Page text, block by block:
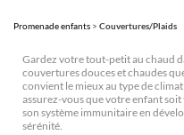
Promenade enfants > Couvertures/Plaids
Gardez votre tout-petit au chaud
couvertures douces et chaudes
convient le mieux au type de
assurez-vous que votre enfant
son système immunitaire en
sérénité.